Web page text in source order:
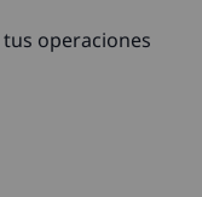
operaciones